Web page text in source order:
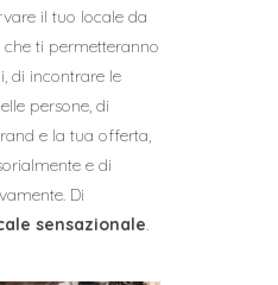
il tuo locale da
che ti permetteranno
di incontrare le
persone, di
e la tua offerta,
e di
Di
sensazionale.